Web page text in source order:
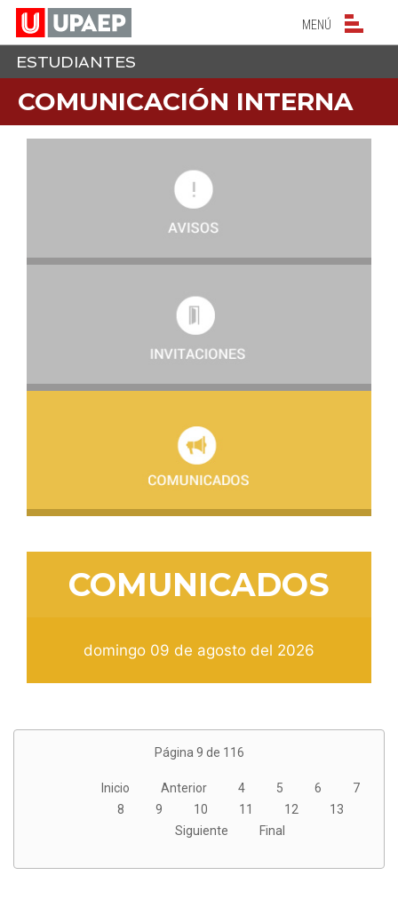
NAVEGACIÓN
MENÚ
ESTUDIANTES
COMUNICACIÓN INTERNA
COMUNICADOS
domingo 09 de agosto del 2026
Página 9 de 116
Inicio Anterior 4 5 6
7
8
9 10 11 12
13
Siguiente
Final